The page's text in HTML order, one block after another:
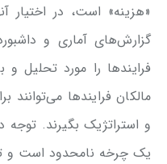
«هزینه» است، در اختیار
گزارش‌های آماری و
مالکان فرایندها می‌توانند
و استراتژیک بگیرند.
یک چرخه نامحدود است و تا